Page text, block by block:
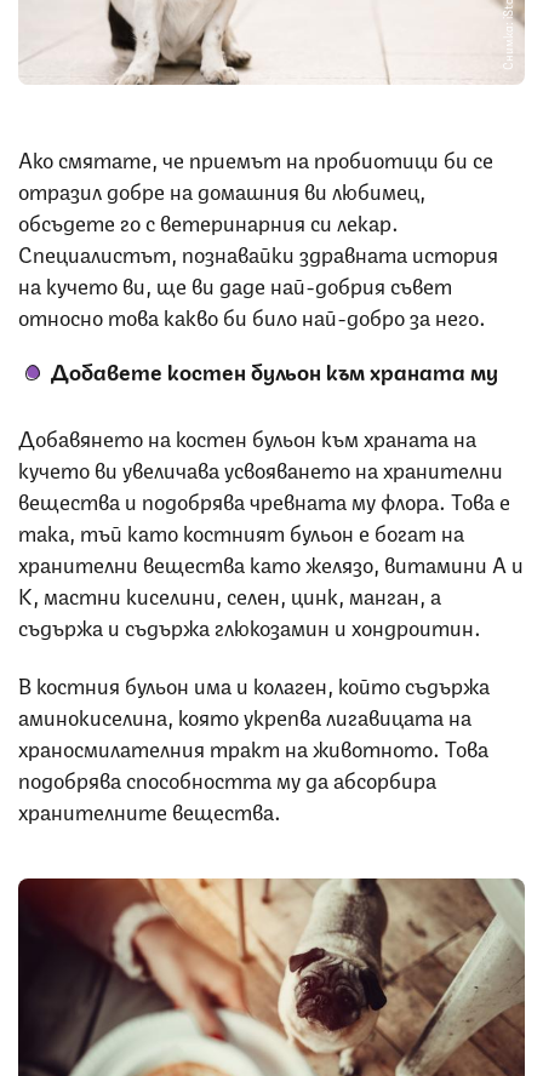
Снимка: iStock
Ако смятате, че приемът на пробиотици би се
отразил добре на домашния ви любимец,
обсъдете го с ветеринарния си лекар.
Специалистът, познавайки здравната история
на кучето ви, ще ви даде най-добрия съвет
относно това какво би било най-добро за него.
Добавете костен бульон към храната му
Добавянето на костен бульон към храната на
кучето ви увеличава усвояването на хранителни
вещества и подобрява чревната му флора. Това е
така, тъй като костният бульон е богат на
хранителни вещества като желязо, витамини А и
К, мастни киселини, селен, цинк, манган, а
съдържа и съдържа глюкозамин и хондроитин.
В костния бульон има и колаген, който съдържа
аминокиселина, която укрепва лигавицата на
храносмилателния тракт на животното. Това
подобрява способността му да абсорбира
хранителните вещества.